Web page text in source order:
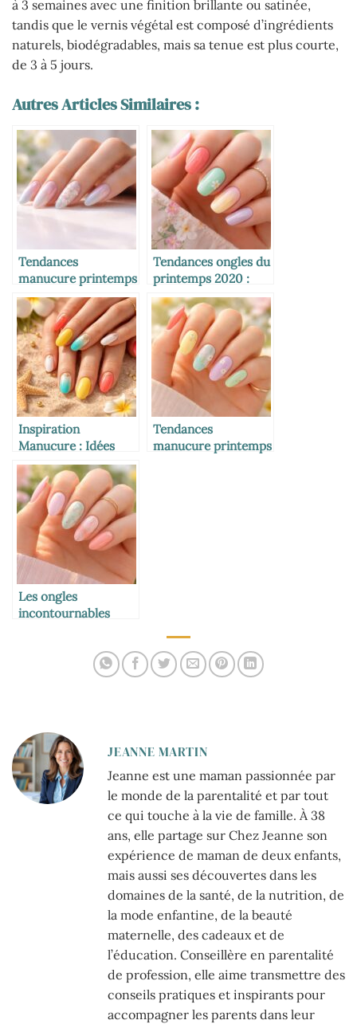
à 3 semaines avec une finition brillante ou satinée,
tandis que le vernis végétal est composé d’ingrédients
naturels, biodégradables, mais sa tenue est plus courte,
de 3 à 5 jours.
Autres Articles Similaires :
Tendances
manucure printemps
2026 : les styles
incontournables
pour sublimer vos
ongles
Tendances ongles du
printemps 2020 :
couleurs et styles
incontournables
Inspiration
Manucure : Idées
Tendance pour des
Ongles d’Été
Rayonnants
Tendances
manucure printemps
Les ongles
incontournables
JEANNE MARTIN
Jeanne est une maman passionnée par
le monde de la parentalité et par tout
ce qui touche à la vie de famille. À 38
ans, elle partage sur Chez Jeanne son
expérience de maman de deux enfants,
mais aussi ses découvertes dans les
domaines de la santé, de la nutrition, de
la mode enfantine, de la beauté
maternelle, des cadeaux et de
l’éducation. Conseillère en parentalité
de profession, elle aime transmettre des
conseils pratiques et inspirants pour
accompagner les parents dans leur